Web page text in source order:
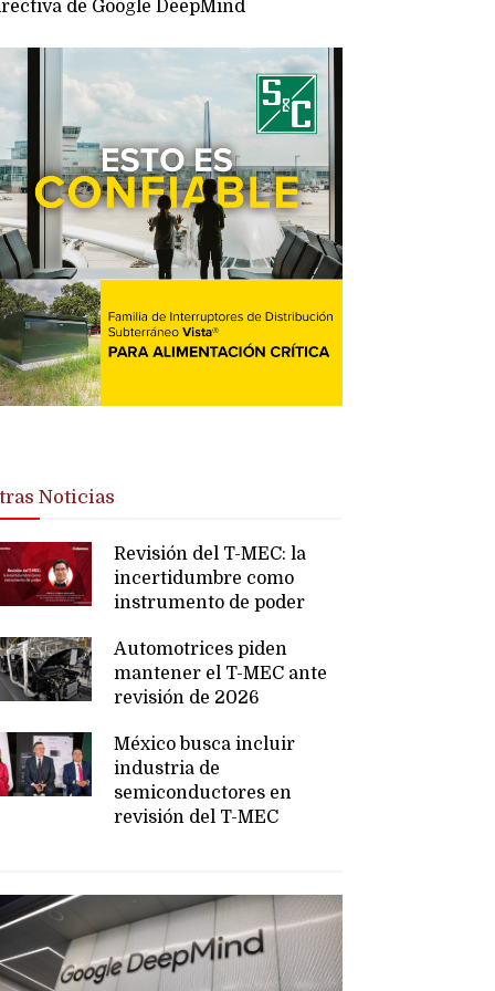
de Google DeepMind
Noticias
Revisión del T-MEC: la
incertidumbre como
instrumento de poder
Automotrices piden
mantener el T-MEC ante
revisión de 2026
México busca incluir
industria de
semiconductores en
revisión del T-MEC